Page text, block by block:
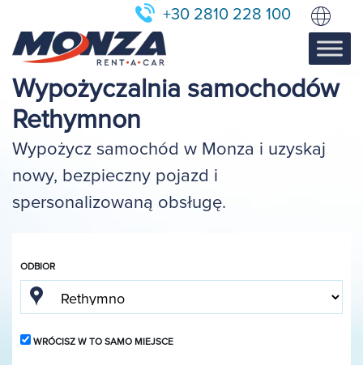
+30 2810 228 100
Wypożyczalnia samochodów
Rethymnon
Wypożycz samochód w Monza i uzyskaj
nowy, bezpieczny pojazd i
spersonalizowaną obsługę.
ODBIOR
WRÓCISZ W TO SAMO MIEJSCE